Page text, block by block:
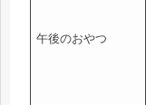
午後のおやつ